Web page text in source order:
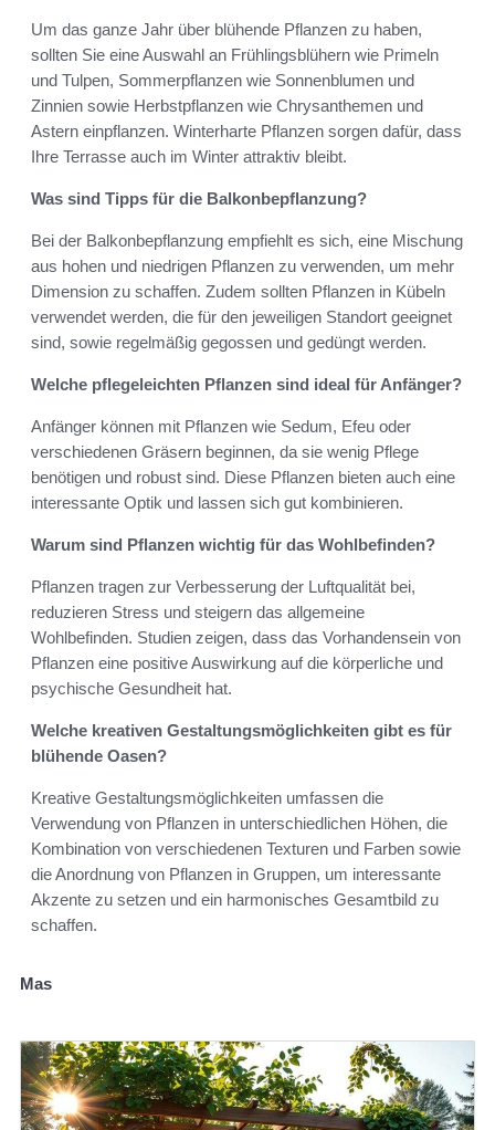
Um das ganze Jahr über blühende Pflanzen zu haben,
sollten Sie eine Auswahl an Frühlingsblühern wie Primeln
und Tulpen, Sommerpflanzen wie Sonnenblumen und
Zinnien sowie Herbstpflanzen wie Chrysanthemen und
Astern einpflanzen. Winterharte Pflanzen sorgen dafür, dass
Ihre Terrasse auch im Winter attraktiv bleibt.
Was sind Tipps für die Balkonbepflanzung?
Bei der Balkonbepflanzung empfiehlt es sich, eine Mischung
aus hohen und niedrigen Pflanzen zu verwenden, um mehr
Dimension zu schaffen. Zudem sollten Pflanzen in Kübeln
verwendet werden, die für den jeweiligen Standort geeignet
sind, sowie regelmäßig gegossen und gedüngt werden.
Welche pflegeleichten Pflanzen sind ideal für Anfänger?
Anfänger können mit Pflanzen wie Sedum, Efeu oder
verschiedenen Gräsern beginnen, da sie wenig Pflege
benötigen und robust sind. Diese Pflanzen bieten auch eine
interessante Optik und lassen sich gut kombinieren.
Warum sind Pflanzen wichtig für das Wohlbefinden?
Pflanzen tragen zur Verbesserung der Luftqualität bei,
reduzieren Stress und steigern das allgemeine
Wohlbefinden. Studien zeigen, dass das Vorhandensein von
Pflanzen eine positive Auswirkung auf die körperliche und
psychische Gesundheit hat.
Welche kreativen Gestaltungsmöglichkeiten gibt es für
blühende Oasen?
Kreative Gestaltungsmöglichkeiten umfassen die
Verwendung von Pflanzen in unterschiedlichen Höhen, die
Kombination von verschiedenen Texturen und Farben sowie
die Anordnung von Pflanzen in Gruppen, um interessante
Akzente zu setzen und ein harmonisches Gesamtbild zu
schaffen.
Mas